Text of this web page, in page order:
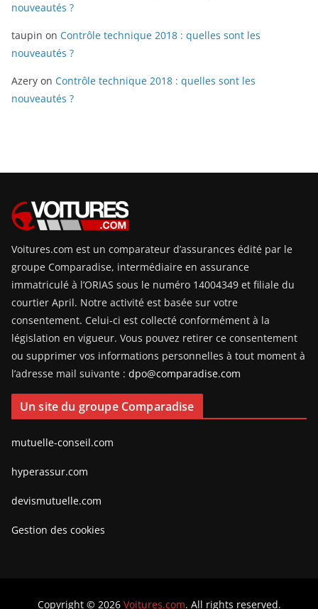
nouveautés ?
taupin on Contrôle technique 2018 : quelles sont les
nouveautés ?
Azery on Contrôle technique 2018 : quelles sont les
nouveautés ?
Voitures.com est un comparateur d’assurances édité par le
groupe Comparadise, intermédiaire en assurance
immatriculé à l’ORIAS sous le numéro 14004349 et filiale du
courtier April. Notre activité est basée sur votre
consentement. Celui-ci est collecté conformément à la
législation en vigueur. Vous pouvez retirer ce consentement
ou supprimer vos informations personnelles à tout moment à
l’adresse mail suivante : dpo@comparadise.com
Un site du groupe Comparadise
mutuelle-conseil.com
hyperassur.com
devismutuelle.com
Gestion des cookies
Copyright © 2026 Voitures.com. All rights reserved.